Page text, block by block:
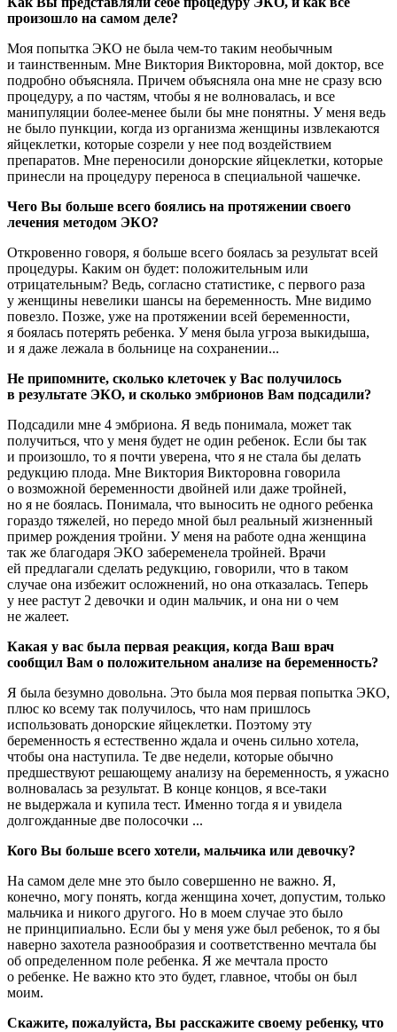
произошло на самом деле?
Моя попытка ЭКО не была чем-то таким необычным
и таинственным. Мне Виктория Викторовна, мой доктор, все
подробно объясняла. Причем объясняла она мне не сразу всю
процедуру, а по частям, чтобы я не волновалась, и все
манипуляции более-менее были бы мне понятны. У меня ведь
не было пункции, когда из организма женщины извлекаются
яйцеклетки, которые созрели у нее под воздействием
препаратов. Мне переносили донорские яйцеклетки, которые
принесли на процедуру переноса в специальной чашечке.
Чего Вы больше всего боялись на протяжении своего
лечения методом ЭКО?
Откровенно говоря, я больше всего боялась за результат всей
процедуры. Каким он будет: положительным или
отрицательным? Ведь, согласно статистике, с первого раза
у женщины невелики шансы на беременность. Мне видимо
повезло. Позже, уже на протяжении всей беременности,
я боялась потерять ребенка. У меня была угроза выкидыша,
и я даже лежала в больнице на сохранении...
Не припомните, сколько клеточек у Вас получилось
в результате ЭКО, и сколько эмбрионов Вам подсадили?
Подсадили мне 4 эмбриона. Я ведь понимала, может так
получиться, что у меня будет не один ребенок. Если бы так
и произошло, то я почти уверена, что я не стала бы делать
редукцию плода. Мне Виктория Викторовна говорила
о возможной беременности двойней или даже тройней,
но я не боялась. Понимала, что выносить не одного ребенка
гораздо тяжелей, но передо мной был реальный жизненный
пример рождения тройни. У меня на работе одна женщина
так же благодаря ЭКО забеременела тройней. Врачи
ей предлагали сделать редукцию, говорили, что в таком
случае она избежит осложнений, но она отказалась. Теперь
у нее растут 2 девочки и один мальчик, и она ни о чем
не жалеет.
Какая у вас была первая реакция, когда Ваш врач
сообщил Вам о положительном анализе на беременность?
Я была безумно довольна. Это была моя первая попытка ЭКО,
плюс ко всему так получилось, что нам пришлось
использовать донорские яйцеклетки. Поэтому эту
беременность я естественно ждала и очень сильно хотела,
чтобы она наступила. Те две недели, которые обычно
предшествуют решающему анализу на беременность, я ужасно
волновалась за результат. В конце концов, я все-таки
не выдержала и купила тест. Именно тогда я и увидела
долгожданные две полосочки ...
Кого Вы больше всего хотели, мальчика или девочку?
На самом деле мне это было совершенно не важно. Я,
конечно, могу понять, когда женщина хочет, допустим, только
мальчика и никого другого. Но в моем случае это было
не принципиально. Если бы у меня уже был ребенок, то я бы
наверно захотела разнообразия и соответственно мечтала бы
об определенном поле ребенка. Я же мечтала просто
о ребенке. Не важно кто это будет, главное, чтобы он был
моим.
Скажите, пожалуйста, Вы расскажите своему ребенку, что